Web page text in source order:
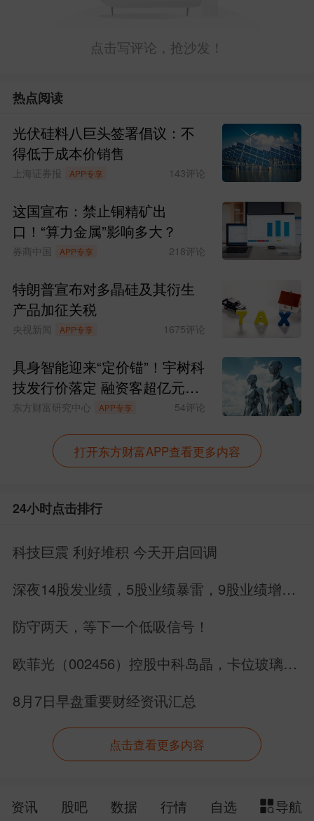
点击写评论，抢沙发！
热点阅读
光伏硅料八巨头签署倡议：不
得低于成本价销售
上海证券报 APP专享 143评论
这国宣布：禁止铜精矿出
口！“算力金属”影响多大？
券商中国 APP专享 218评论
特朗普宣布对多晶硅及其衍生
产品加征关税
央视新闻 APP专享 1675评论
具身智能迎来“定价锚”！宇树科
技发行价落定 融资客超亿元抢
筹这10股
东方财富研究中心 APP专享 54评论
打开东方财富APP查看更多内容
24小时点击排行
科技巨震 利好堆积 今天开启回调
深夜14股发业绩，5股业绩暴雷，9股业绩增
防守两天，等下一个低吸信号！
欧菲光（002456）控股中科岛晶，卡位玻璃基
8月7日早盘重要财经资讯汇总
点击查看更多内容
资讯 股吧 数据 行情 自选 导航